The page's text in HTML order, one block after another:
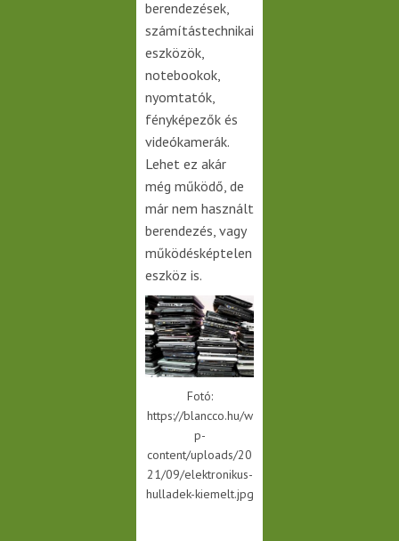
berendezések,
számítástechnikai
eszközök,
notebookok,
nyomtatók,
fényképezők és
videókamerák.
Lehet ez akár
még működő, de
már nem használt
berendezés, vagy
működésképtelen
eszköz is.
Fotó:
https://blancco.hu/w
p-
content/uploads/20
21/09/elektronikus-
hulladek-kiemelt.jpg